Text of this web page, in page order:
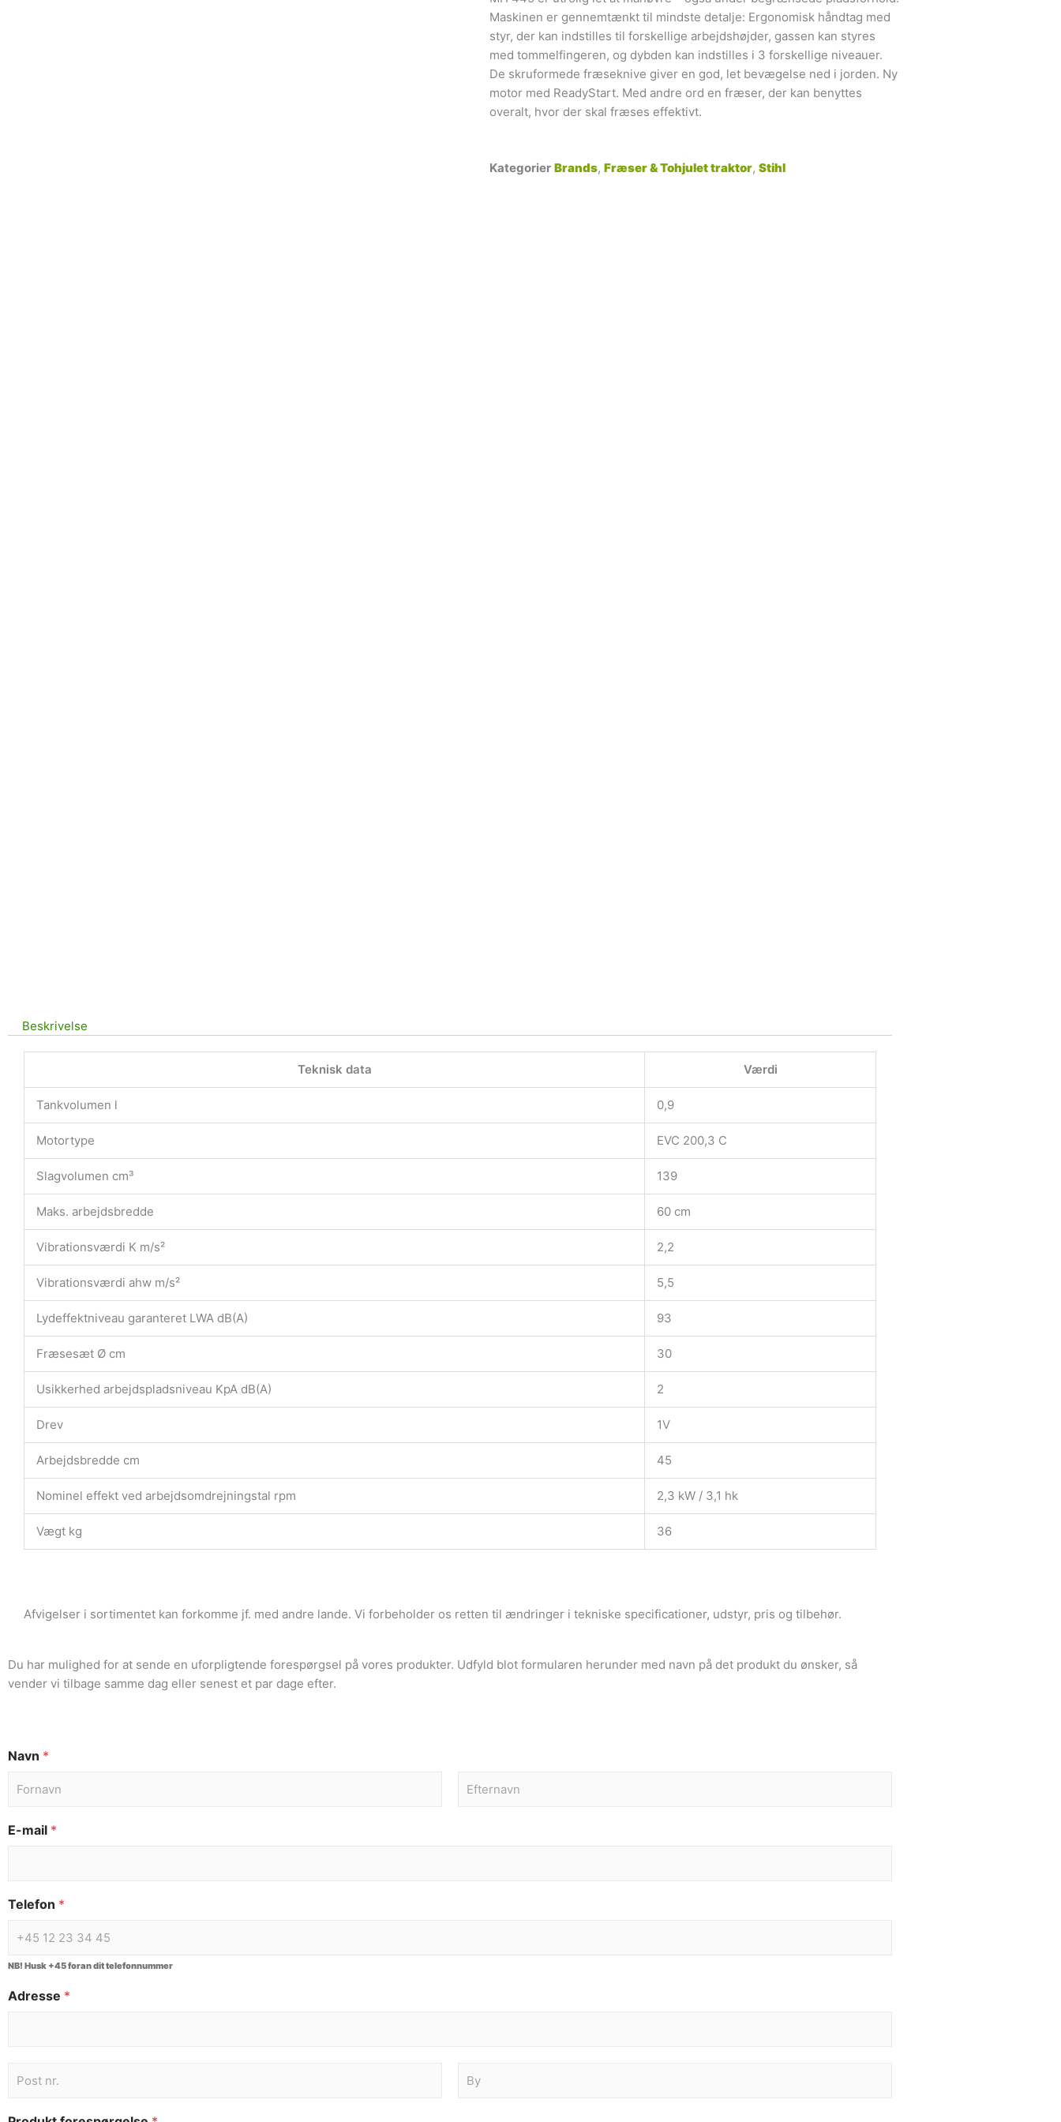
Maskinen er gennemtænkt til mindste detalje: Ergonomisk håndtag med
styr, der kan indstilles til forskellige arbejdshøjder, gassen kan styres
med tommelfingeren, og dybden kan indstilles i 3 forskellige niveauer.
De skruformede fræseknive giver en god, let bevægelse ned i jorden. Ny
motor med ReadyStart. Med andre ord en fræser, der kan benyttes
overalt, hvor der skal fræses effektivt.
Kategorier Brands, Fræser & Tohjulet traktor, Stihl
Beskrivelse
Teknisk data Værdi
Tankvolumen l 0,9
Motortype EVC 200,3 C
Slagvolumen cm³ 139
Maks. arbejdsbredde 60 cm
Vibrationsværdi K m/s² 2,2
Vibrationsværdi ahw m/s² 5,5
Lydeffektniveau garanteret LWA dB(A) 93
Fræsesæt Ø cm 30
Usikkerhed arbejdspladsniveau KpA dB(A) 2
Drev 1V
Arbejdsbredde cm 45
Nominel effekt ved arbejdsomdrejningstal rpm 2,3 kW / 3,1 hk
Vægt kg 36
Afvigelser i sortimentet kan forkomme jf. med andre lande. Vi forbeholder os retten til ændringer i tekniske specificationer, udstyr, pris og tilbehør.
Du har mulighed for at sende en uforpligtende forespørgsel på vores produkter. Udfyld blot formularen herunder med navn på det produkt du ønsker, så
vender vi tilbage samme dag eller senest et par dage efter.
Navn *
E-mail *
Telefon *
NB! Husk +45 foran dit telefonnummer
Adresse *